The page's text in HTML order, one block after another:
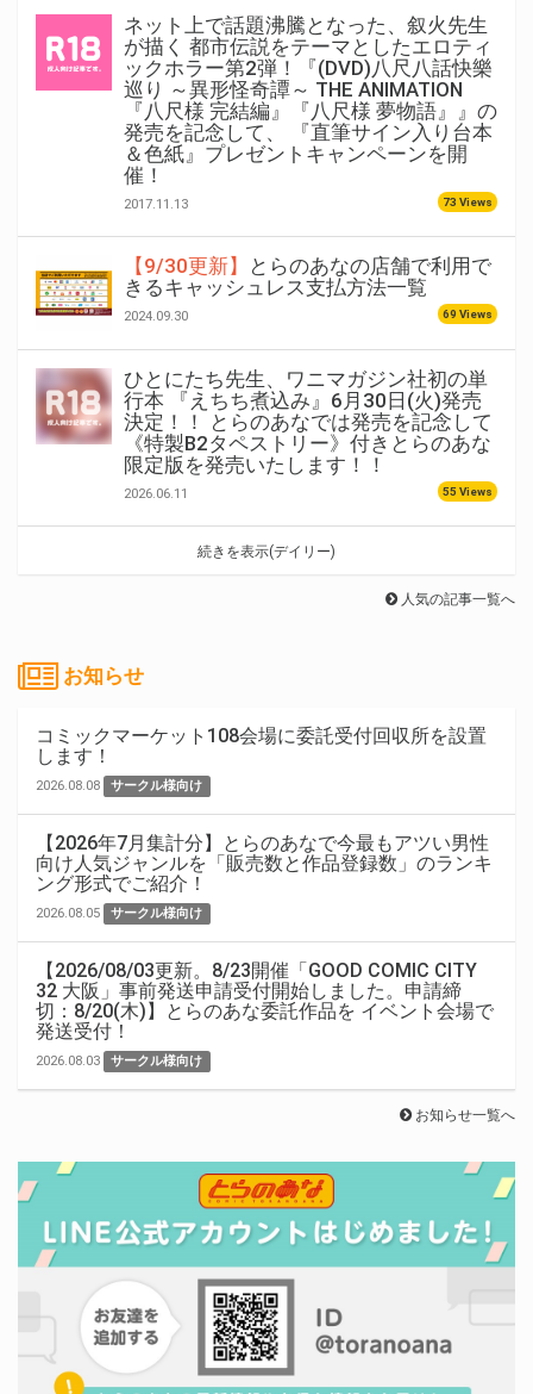
ネット上で話題沸騰となった、叙火先生
が描く 都市伝説をテーマとしたエロティ
ックホラー第2弾！『(DVD)八尺八話快樂
巡り ～異形怪奇譚～ THE ANIMATION
『八尺様 完結編』『八尺様 夢物語』』の
発売を記念して、 『直筆サイン入り台本
＆色紙』プレゼントキャンペーンを開
催！
2017.11.13 73 Views
【9/30更新】
とらのあなの店舗で利用で
きるキャッシュレス支払方法一覧
2024.09.30 69 Views
ひとにたち先生、ワニマガジン社初の単
行本 『えちち煮込み』6月30日(火)発売
決定！！ とらのあなでは発売を記念して
《特製B2タペストリー》付きとらのあな
限定版を発売いたします！！
2026.06.11 55 Views
続きを表示(デイリー)
人気の記事一覧へ
お知らせ
コミックマーケット108会場に委託受付回収所を設置
します！
2026.08.08 サークル様向け
【2026年7月集計分】とらのあなで今最もアツい男性
向け人気ジャンルを「販売数と作品登録数」のランキ
ング形式でご紹介！
2026.08.05 サークル様向け
【2026/08/03更新。8/23開催「GOOD COMIC CITY
32 大阪」事前発送申請受付開始しました。申請締
切：8/20(木)】とらのあな委託作品を イベント会場で
発送受付！
2026.08.03 サークル様向け
お知らせ一覧へ